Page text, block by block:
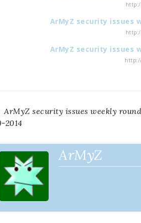
ArMyZ security issues
ArMyZ security issues
ArMyZ security issues weekly
2014
ArMyZ